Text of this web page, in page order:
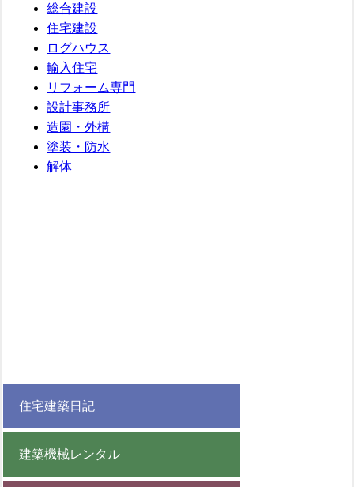
総合建設
住宅建設
ログハウス
輸入住宅
リフォーム専門
設計事務所
造園・外構
塗装・防水
解体
住宅建築日記
建築機械レンタル